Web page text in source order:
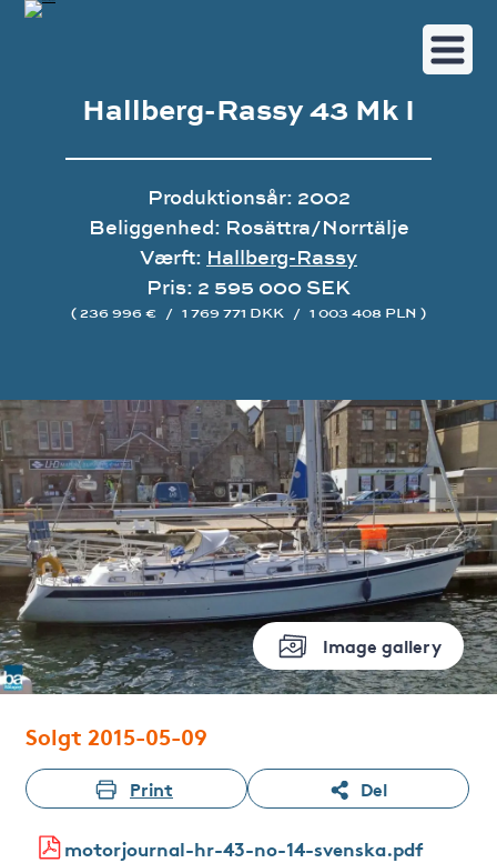
Image gallery
Hallberg-Rassy 43 Mk I
Produktionsår: 2002
Beliggenhed: Rosättra/Norrtälje
Værft: Hallberg-Rassy
Pris: 2 595 000 SEK
( 236 996 € / 1 769 771 DKK / 1 003 408 PLN )
Solgt 2015-05-09
Print Del
motorjournal-hr-43-no-14-svenska.pdf